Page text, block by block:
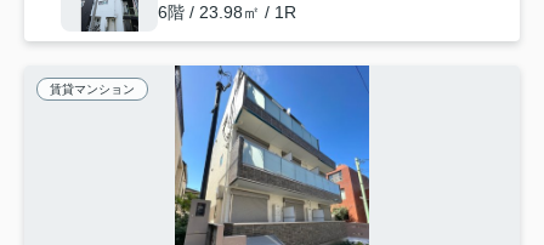
6階 / 23.98㎡ / 1R
賃貸マンション